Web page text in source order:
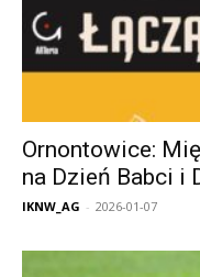
Ornontowice:
na Dzień Babci i
IKNW_AG - 2026-01-07